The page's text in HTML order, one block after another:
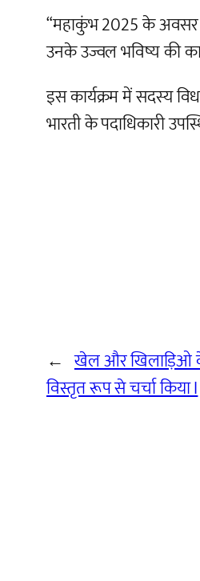
“महाकुंभ 2025 के अवसर
उनके उज्वल भविष्य की
इस कार्यक्रम में सदस्य
भारती के पदाधिकारी
← खेल और खिलाड़िओ
विस्तृत रूप से चर्चा किया I